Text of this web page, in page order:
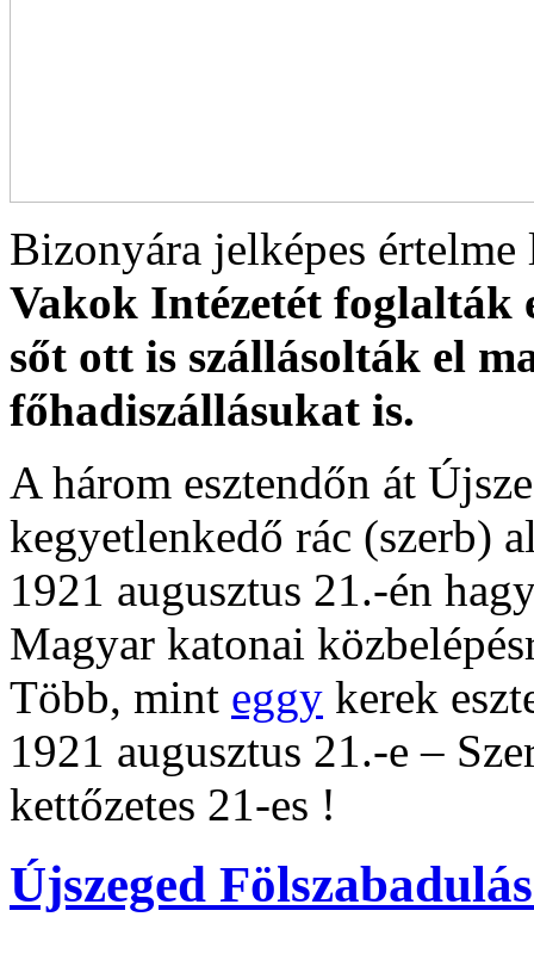
Bizonyára jelképes
Vakok Intézetét foglalták
sőt ott is szállásolták el
főhadiszállásukat is.
A három esztendőn át
kegyetlenkedő rác (szerb)
1921 augusztus 21.-én
Magyar katonai
Több, mint eggy kerek
1921 augusztus 21.-e –
kettőzetes 21-es !
Újszeged